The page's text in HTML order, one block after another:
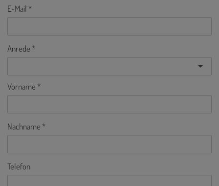
E-Mail
Anrede
Vorname
Nachname
Telefon